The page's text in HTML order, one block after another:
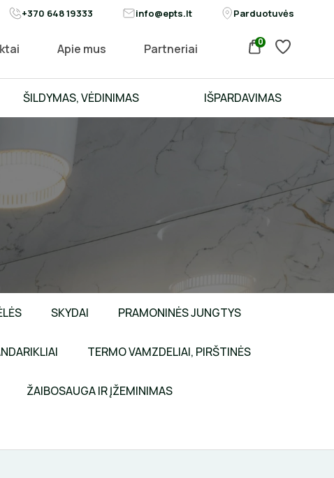
+370 648 19333 info@epts.lt Parduotuvės
Apie mus Partneriai 0
ŠILDYMAS, VĖDINIMAS IŠPARDAVIMAS
SKYDAI PRAMONINĖS JUNGTYS
TERMO VAMZDELIAI, PIRŠTINĖS
ŽAIBOSAUGA IR ĮŽEMINIMAS